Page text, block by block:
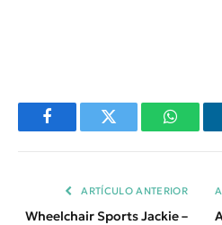
FacebookTwitter
ARTÍCULO ANTERIOR
Wheelchair Sports Jackie –